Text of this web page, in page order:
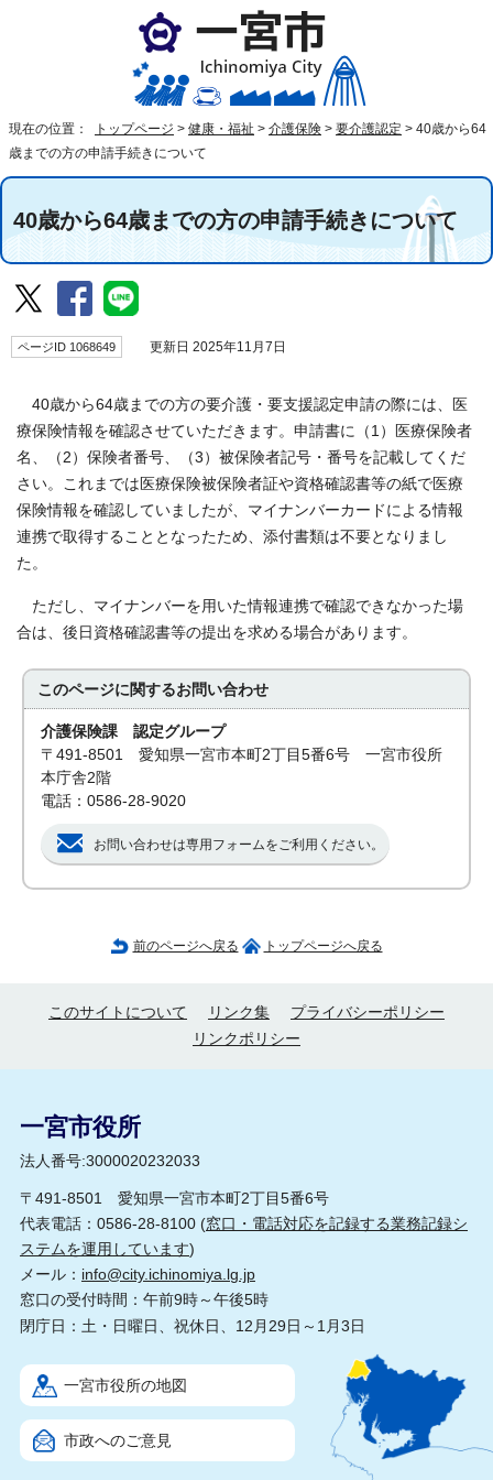
現在の位置： トップページ > 健康・福祉 > 介護保険 > 要介護認定 > 40歳から64
歳までの方の申請手続きについて
40歳から64歳までの方の申請手続きについて
ページID 1068649 更新日 2025年11月7日
40歳から64歳までの方の要介護・要支援認定申請の際には、医
療保険情報を確認させていただきます。申請書に（1）医療保険者
名、（2）保険者番号、（3）被保険者記号・番号を記載してくだ
さい。これまでは医療保険被保険者証や資格確認書等の紙で医療
保険情報を確認していましたが、マイナンバーカードによる情報
連携で取得することとなったため、添付書類は不要となりまし
た。
ただし、マイナンバーを用いた情報連携で確認できなかった場
合は、後日資格確認書等の提出を求める場合があります。
このページに関するお問い合わせ
介護保険課 認定グループ
〒491-8501 愛知県一宮市本町2丁目5番6号 一宮市役所
本庁舎2階
電話：0586-28-9020
お問い合わせは専用フォームをご利用ください。
前のページへ戻る トップページへ戻る
このサイトについて リンク集
プライバシーポリシー
リンクポリシー
一宮市役所
法人番号:3000020232033
〒491-8501 愛知県一宮市本町2丁目5番6号
代表電話：0586-28-8100 (窓口・電話対応を記録する業務記録シ
ステムを運用しています)
メール： info@city.ichinomiya.lg.jp
窓口の受付時間：午前9時～午後5時
閉庁日：土・日曜日、祝休日、12月29日～1月3日
一宮市役所の地図
市政へのご意見